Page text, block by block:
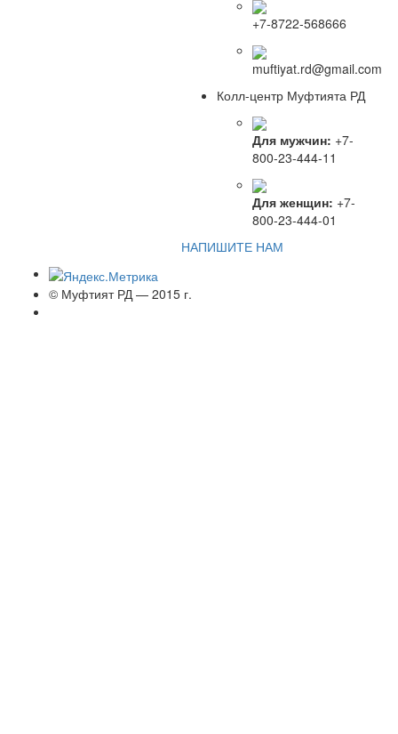
+7-8722-568666
muftiyat.rd@gmail.com
Колл-центр Муфтията РД
Для мужчин: +7-
800-23-444-11
Для женщин: +7-
800-23-444-01
НАПИШИТЕ НАМ
© Муфтият РД — 2015 г.